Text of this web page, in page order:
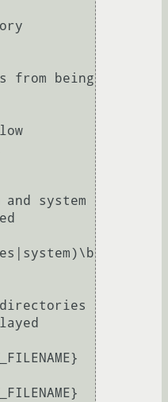
from being
system